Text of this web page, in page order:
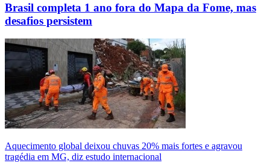
Brasil completa 1 ano fora do Mapa da Fome, mas
desafios persistem
Aquecimento global deixou chuvas 20% mais fortes e agravou
tragédia em MG, diz estudo internacional